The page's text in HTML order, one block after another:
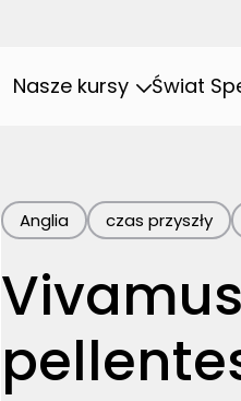
Nasze kursy Świat
Anglia czas przyszły